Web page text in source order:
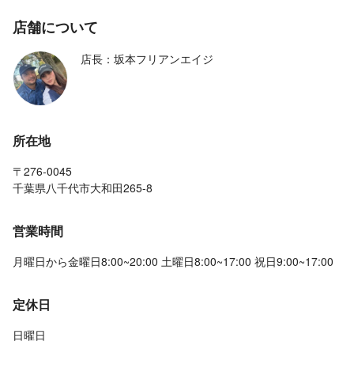
店舗について
店長：坂本フリアンエイジ
所在地
〒276-0045
千葉県八千代市大和田265-8
営業時間
月曜日から金曜日8:00~20:00 土曜日8:00~17:00 祝日9:00~17:00
定休日
日曜日